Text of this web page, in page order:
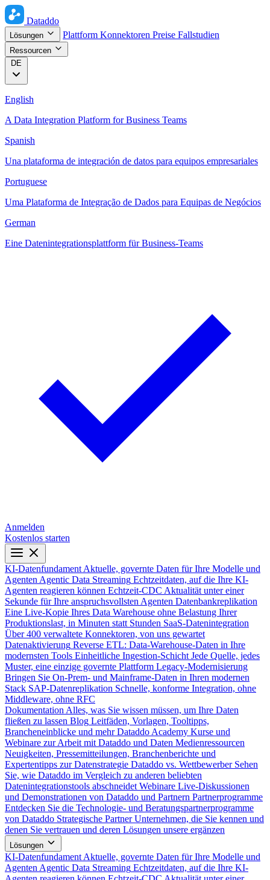
Dataddo
Lösungen Plattform Konnektoren Preise Fallstudien
Ressourcen
DE
English
A Data Integration Platform for Business Teams
Spanish
Una plataforma de integración de datos para equipos empresariales
Portuguese
Uma Plataforma de Integração de Dados para Equipas de Negócios
German
Eine Datenintegrationsplattform für Business-Teams
Anmelden
Kostenlos starten
KI-Datenfundament Aktuelle, governte Daten für Ihre Modelle und
Agenten Agentic Data Streaming Echtzeitdaten, auf die Ihre KI-
Agenten reagieren können Echtzeit-CDC Aktualität unter einer
Sekunde für Ihre anspruchsvollsten Agenten Datenbankreplikation
Eine Live-Kopie Ihres Data Warehouse ohne Belastung Ihrer
Produktionslast, in Minuten statt Stunden SaaS-Datenintegration
Über 400 verwaltete Konnektoren, von uns gewartet
Datenaktivierung Reverse ETL: Data-Warehouse-Daten in Ihre
modernsten Tools Einheitliche Ingestion-Schicht Jede Quelle, jedes
Muster, eine einzige governte Plattform Legacy-Modernisierung
Bringen Sie On-Prem- und Mainframe-Daten in Ihren modernen
Stack SAP-Datenreplikation Schnelle, konforme Integration, ohne
Middleware, ohne RFC
Dokumentation Alles, was Sie wissen müssen, um Ihre Daten
fließen zu lassen Blog Leitfäden, Vorlagen, Tooltipps,
Brancheneinblicke und mehr Dataddo Academy Kurse und
Webinare zur Arbeit mit Dataddo und Daten Medienressourcen
Neuigkeiten, Pressemitteilungen, Branchenberichte und
Expertentipps zur Datenstrategie Dataddo vs. Wettbewerber Sehen
Sie, wie Dataddo im Vergleich zu anderen beliebten
Datenintegrationstools abschneidet Webinare Live-Diskussionen
und Demonstrationen von Dataddo und Partnern Partnerprogramme
Entdecken Sie die Technologie- und Beratungspartnerprogramme
von Dataddo Strategische Partner Unternehmen, die Sie kennen und
denen Sie vertrauen und deren Lösungen unsere ergänzen
Lösungen
KI-Datenfundament Aktuelle, governte Daten für Ihre Modelle und
Agenten Agentic Data Streaming Echtzeitdaten, auf die Ihre KI-